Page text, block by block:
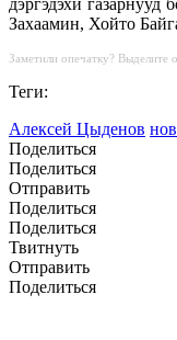
дэргэдэхи
Захаамин, Хойто
Заметили опечатку?
Теги:
Алексей Цыденов
Поделиться
Поделиться
Отправить
Поделиться
Поделиться
Твитнуть
Отправить
Поделиться